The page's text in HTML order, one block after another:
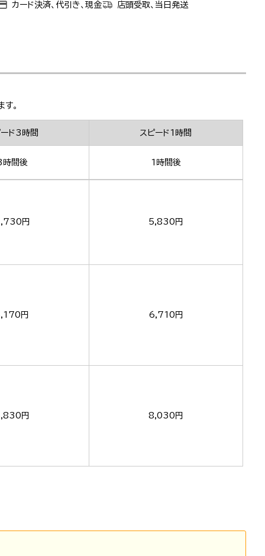
カード決済、代引き、現金 店頭受取、当日発送
。
ド3時間 スピード1時間
間後 1時間後
円 5,830円
円 6,710円
円 8,030円